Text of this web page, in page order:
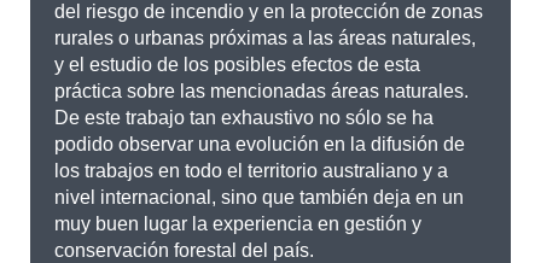
del riesgo de incendio y en la protección de zonas
rurales o urbanas próximas a las áreas naturales,
y el estudio de los posibles efectos de esta
práctica sobre las mencionadas áreas naturales.
De este trabajo tan exhaustivo no sólo se ha
podido observar una evolución en la difusión de
los trabajos en todo el territorio australiano y a
nivel internacional, sino que también deja en un
muy buen lugar la experiencia en gestión y
conservación forestal del país.